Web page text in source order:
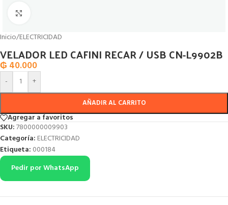
Inicio/ELECTRICIDAD
VELADOR LED CAFINI RECAR / USB CN-L9902B
₲ 40.000
- +
AÑADIR AL CARRITO
Agregar a favoritos
SKU:7800000009903
Categoría: ELECTRICIDAD
Etiqueta: 000184
Pedir por WhatsApp